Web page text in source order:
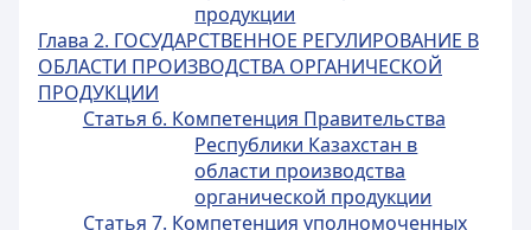
продукции
Глава 2. ГОСУДАРСТВЕННОЕ РЕГУЛИРОВАНИЕ В
ОБЛАСТИ ПРОИЗВОДСТВА ОРГАНИЧЕСКОЙ
ПРОДУКЦИИ
Статья 6. Компетенция Правительства
Республики Казахстан в
области производства
органической продукции
Статья 7. Компетенция уполномоченных